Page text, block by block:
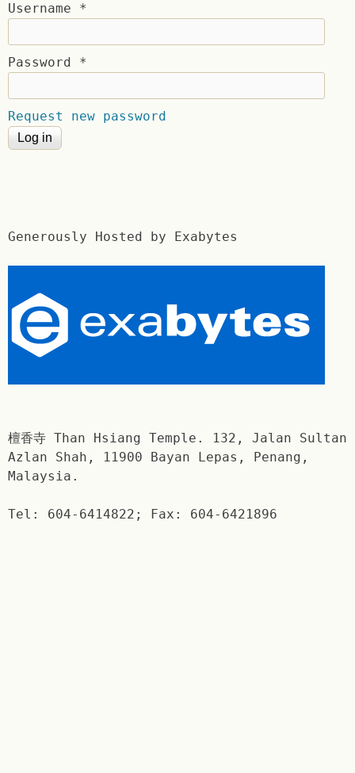
Username *
Password *
Request new password
Generously Hosted by Exabytes
檀香寺 Than Hsiang Temple. 132, Jalan Sultan
Azlan Shah, 11900 Bayan Lepas, Penang,
Malaysia.
Tel: 604-6414822; Fax: 604-6421896